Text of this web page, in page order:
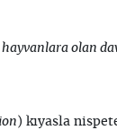
olan
) kıyasla